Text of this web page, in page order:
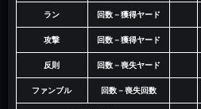
ラン 回数－獲得ヤード
攻撃 回数－獲得ヤード
反則 回数－喪失ヤード
ファンブル 回数－喪失回数